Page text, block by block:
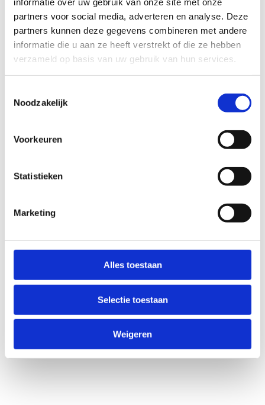
partners voor social media, adverteren en analyse. Deze
partners kunnen deze gegevens combineren met andere
informatie die u aan ze heeft verstrekt of die ze hebben
verzameld op basis van uw gebruik van hun services.
Noodzakelijk
Voorkeuren
Statistieken
Marketing
Alles toestaan
Selectie toestaan
Weigeren
Subsidies kunstgrasvelden
Meer weten?
Sportinfrastructuur
+32 2 209 45 94
bericht
Belmans
Sportinfrastructuur
+32 2 209 45 92
Stuur een
bericht